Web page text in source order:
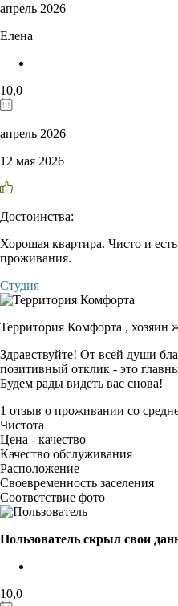
апрель 2026
Елена
10,0
апрель 2026
12 мая 2026
Достоинства:
Хорошая квартира. Чисто и
проживания.
Студия
Территория Комфорта , хозяин
Здравствуйте! От всей души
позитивный отклик - это
Будем рады видеть вас снова!
1 отзыв о проживании со
Чистота
Цена - качество
Качество обслуживания
Расположение
Своевременность заселения
Соответствие фото
Пользователь скрыл свои
10,0